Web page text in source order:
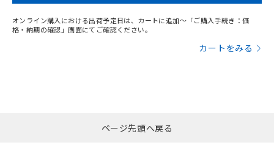
オンライン購入における出荷予定日は、カートに追加～「ご購入手続き：価
格・納期の確認」画面にてご確認ください。
カートをみる
ページ先頭へ戻る